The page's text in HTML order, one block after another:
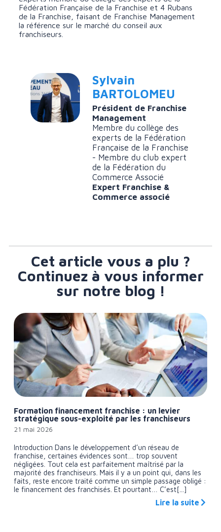
Fédération Française de la Franchise et 4 Rubans
de la Franchise, faisant de Franchise Management
la référence sur le marché du conseil aux
franchiseurs.
Sylvain
BARTOLOMEU
Président de Franchise
Management
Membre du collège des
experts de la Fédération
Française de la Franchise
- Membre du club expert
de la Fédération du
Commerce Associé
Expert Franchise &
Commerce associé
Cet article vous a plu ?
Continuez à vous informer
sur notre blog !
Formation financement franchise : un levier
stratégique sous-exploité par les franchiseurs
21 mai 2026
Introduction Dans le développement d’un réseau de
franchise, certaines évidences sont… trop souvent
négligées. Tout cela est parfaitement maîtrisé par la
majorité des franchiseurs. Mais il y a un point qui, dans les
faits, reste encore traité comme un simple passage obligé :
le financement des franchisés. Et pourtant… C’est[...]
Lire la suite